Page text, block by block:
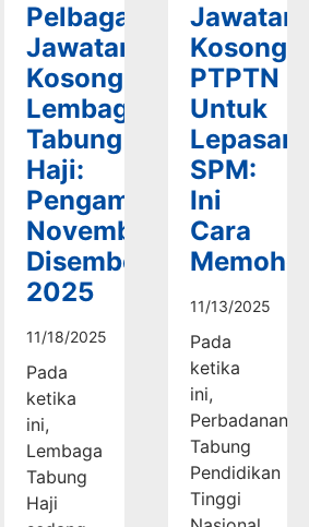
Pelbagai
Jawatan
Kosong
Lembaga
Tabung
Haji:
Pengambilan
November-
Disember
2025
11/18/2025
Pada
ketika
ini,
Lembaga
Tabung
Haji
Jawatan
Kosong
PTPTN
Untuk
Lepasan
SPM:
Ini
Cara
11/13/2025
Pada
ketika
ini,
Perbadanan
Tabung
Pendidikan
Tinggi